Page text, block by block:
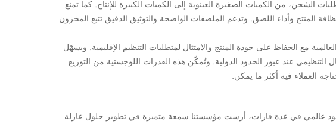
الشحن، من الكميات الصغيرة العينوية إلى الكميات الكبيرة للإنتاج. كما تمنع
المنتج وأداء اللصق. وتدعم الملصقات الواضحة والتوثيق الدقيق تتبع المخزون
مع الحفاظ على جودة المنتج والامتثال لمتطلبات التنظيم الإقليمية. ويسهّل
التنظيمي عند عبور الحدود الدولية. وتُمكّن هذه القدرات اللوجستية من التوزيع
العملاء فيه أكثر ما يمكن.
عالمي في عدة قارات، أرست مؤسستنا سمعة متميزة في تطوير حلول عازلة